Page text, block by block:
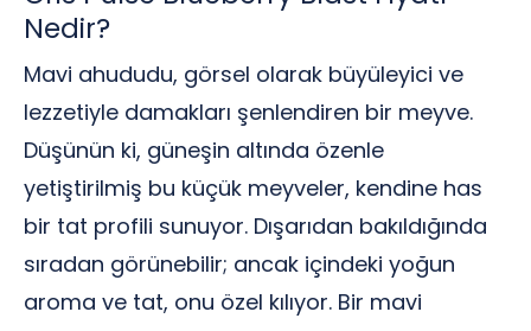
Nedir?
Mavi ahududu, görsel olarak büyüleyici ve
lezzetiyle damakları şenlendiren bir meyve.
Düşünün ki, güneşin altında özenle
yetiştirilmiş bu küçük meyveler, kendine has
bir tat profili sunuyor. Dışarıdan bakıldığında
sıradan görünebilir; ancak içindeki yoğun
aroma ve tat, onu özel kılıyor. Bir mavi